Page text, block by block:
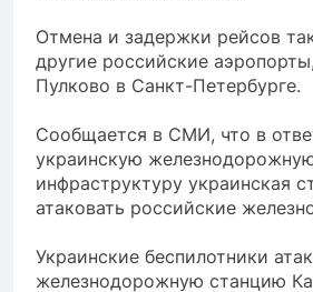
Отмена и задержки рейсов
другие российские
Пулково в Санкт-Петербурге.
Сообщается в СМИ, что в
украинскую
инфраструктуру украинская
атаковать российские
Украинские беспилотники
железнодорожную станцию